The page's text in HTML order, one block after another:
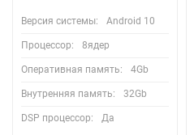
Версия системы: Android 10
Процессор: 8ядер
Оперативная память: 4Gb
Внутренняя память: 32Gb
DSP процессор: Да